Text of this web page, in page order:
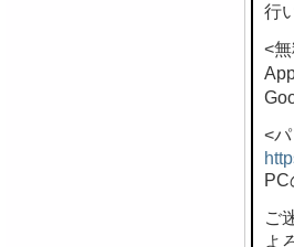
行
<
<
PC
ご
よ